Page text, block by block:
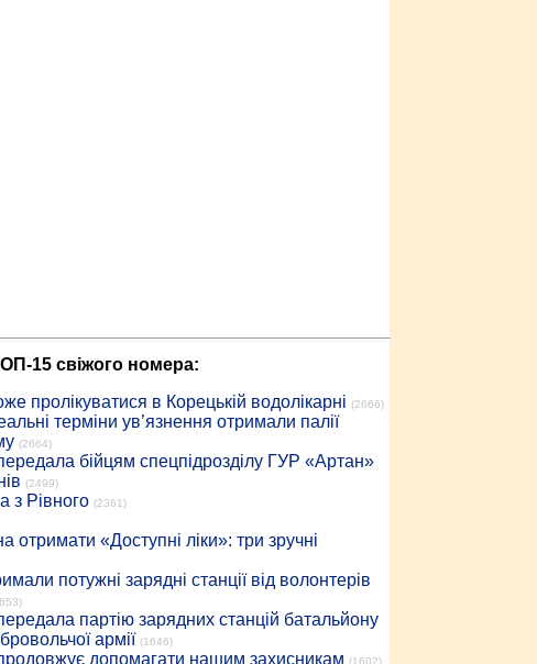
15 свіжого номера:
пролікуватися в Корецькій водолікарні (2666)
терміни ув’язнення отримали палії
(2664)
бійцям спецпідрозділу ГУР «Артан»
(2499)
з Рівного (2361)
«Доступні ліки»: три зручні
потужні зарядні станції від волонтерів
партію зарядних станцій батальйону
армії (1646)
допомагати нашим захисникам (1602)